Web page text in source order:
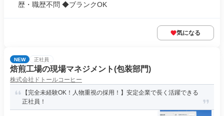
歴・職歴不問 ◆ブランクOK
気になる
NEW 正社員
焙煎工場の現場マネジメント(包装部門)
株式会社ドトールコーヒー
【完全未経験OK！人物重視の採用！】安定企業で長く活躍できる
正社員！